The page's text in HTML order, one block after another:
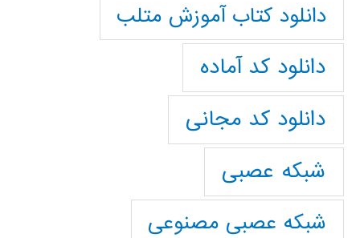
دانلود کتاب آموزش متلب
دانلود کد آماده
دانلود کد مجانی
شبکه عصبی
شبکه عصبی مصنوعی